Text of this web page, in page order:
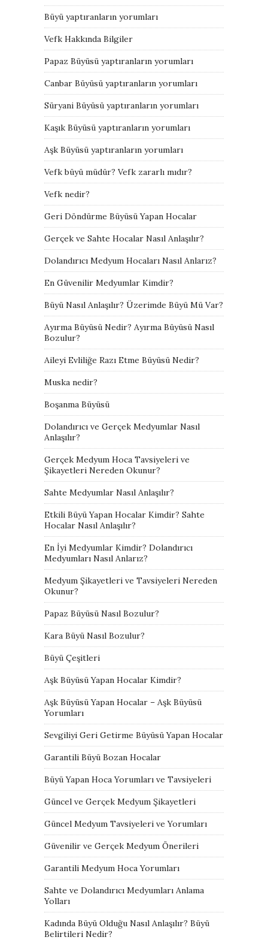
Büyü yaptıranların yorumları
Vefk Hakkında Bilgiler
Papaz Büyüsü yaptıranların yorumları
Canbar Büyüsü yaptıranların yorumları
Süryani Büyüsü yaptıranların yorumları
Kaşık Büyüsü yaptıranların yorumları
Aşk Büyüsü yaptıranların yorumları
Vefk büyü müdür? Vefk zararlı mıdır?
Vefk nedir?
Geri Döndürme Büyüsü Yapan Hocalar
Gerçek ve Sahte Hocalar Nasıl Anlaşılır?
Dolandırıcı Medyum Hocaları Nasıl Anlarız?
En Güvenilir Medyumlar Kimdir?
Büyü Nasıl Anlaşılır? Üzerimde Büyü Mü Var?
Ayırma Büyüsü Nedir? Ayırma Büyüsü Nasıl
Bozulur?
Aileyi Evliliğe Razı Etme Büyüsü Nedir?
Muska nedir?
Boşanma Büyüsü
Dolandırıcı ve Gerçek Medyumlar Nasıl
Anlaşılır?
Gerçek Medyum Hoca Tavsiyeleri ve
Şikayetleri Nereden Okunur?
Sahte Medyumlar Nasıl Anlaşılır?
Etkili Büyü Yapan Hocalar Kimdir? Sahte
Hocalar Nasıl Anlaşılır?
En İyi Medyumlar Kimdir? Dolandırıcı
Medyumları Nasıl Anlarız?
Medyum Şikayetleri ve Tavsiyeleri Nereden
Okunur?
Papaz Büyüsü Nasıl Bozulur?
Kara Büyü Nasıl Bozulur?
Büyü Çeşitleri
Aşk Büyüsü Yapan Hocalar Kimdir?
Aşk Büyüsü Yapan Hocalar – Aşk Büyüsü
Yorumları
Sevgiliyi Geri Getirme Büyüsü Yapan Hocalar
Garantili Büyü Bozan Hocalar
Büyü Yapan Hoca Yorumları ve Tavsiyeleri
Güncel ve Gerçek Medyum Şikayetleri
Güncel Medyum Tavsiyeleri ve Yorumları
Güvenilir ve Gerçek Medyum Önerileri
Garantili Medyum Hoca Yorumları
Sahte ve Dolandırıcı Medyumları Anlama
Yolları
Kadında Büyü Olduğu Nasıl Anlaşılır? Büyü
Belirtileri Nedir?